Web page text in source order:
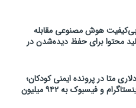
بی‌کیفیت هوش مصنوعی مقابله
محتوا برای حفظ دیده‌شدن در
دلاری متا در پرونده ایمنی کودکان؛
مجموع محکومیت اینستاگرام و فیسبوک به ۹۴۲ میلیون